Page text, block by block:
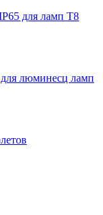
для ламп Т8
люминесц ламп